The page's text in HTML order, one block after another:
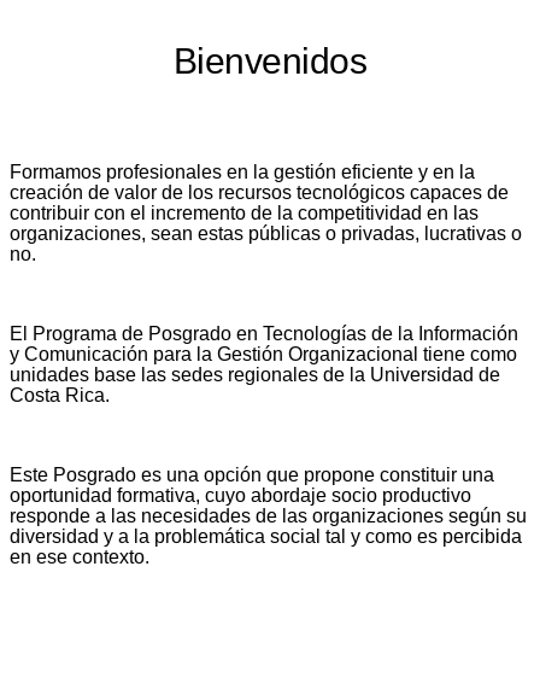
Bienvenidos​
Formamos profesionales en la gestión eficiente y en la
creación de valor de los recursos tecnológicos capaces de
contribuir con el incremento de la competitividad en las
organizaciones, sean estas públicas o privadas, lucrativas o
no.
El Programa de Posgrado en Tecnologías de la Información
y Comunicación para la Gestión Organizacional tiene como
unidades base las sedes regionales de la Universidad de
Costa Rica.
Este Posgrado es una opción que propone constituir una
oportunidad formativa, cuyo abordaje socio productivo
responde a las necesidades de las organizaciones según su
diversidad y a la problemática social tal y como es percibida
en ese contexto.